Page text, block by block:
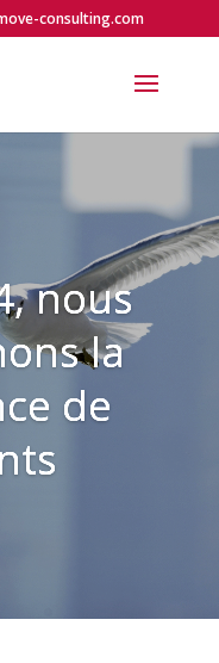
consulting.com
nous
la
de